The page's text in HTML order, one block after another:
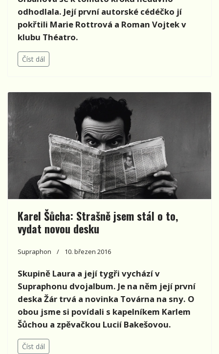
odhodlala. Její první autorské cédéčko jí
pokřtili Marie Rottrová a Roman Vojtek v
klubu Théatro.
Číst dál
Karel Šůcha: Strašně jsem stál o to,
vydat novou desku
Supraphon 10. březen 2016
Skupině Laura a její tygři vychází v
Supraphonu dvojalbum. Je na něm její první
deska Žár trvá a novinka Továrna na sny. O
obou jsme si povídali s kapelníkem Karlem
Šůchou a zpěvačkou Lucií Bakešovou.
Číst dál